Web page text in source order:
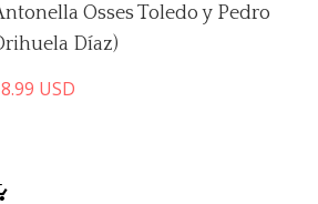
Osses Toledo y Pedro
Díaz)
USD